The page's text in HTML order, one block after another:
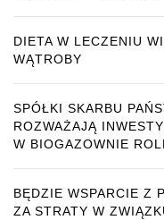
DIETA W LECZENIU
WĄTROBY
SPÓŁKI SKARBU
ROZWAŻAJĄ
W BIOGAZOWNIE
BĘDZIE WSPARCIE Z
ZA STRATY W